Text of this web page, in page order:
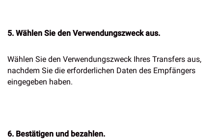
5. Wählen Sie den Verwendungszweck aus.
Wählen Sie den Verwendungszweck Ihres Transfers aus,
nachdem Sie die erforderlichen Daten des Empfängers
eingegeben haben.
6. Bestätigen und bezahlen.